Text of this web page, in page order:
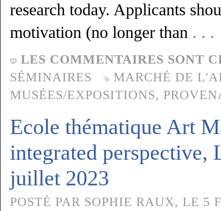
research today. Applicants
motivation (no longer than . .
LES COMMENTAIRES SONT
SÉMINAIRES
MARCHÉ DE
MUSÉES/EXPOSITIONS,
Ecole thématique Art
integrated perspective,
juillet 2023
POSTÉ PAR SOPHIE RAUX, LE 5